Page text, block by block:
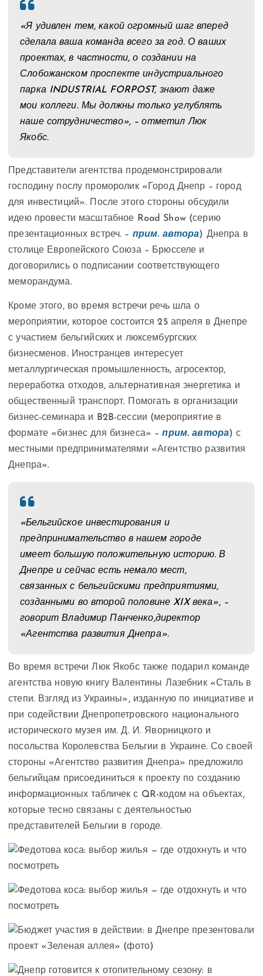
«Я удивлен тем, какой огромный шаг вперед
сделала ваша команда всего за год. О ваших
проектах, в частности, о создании на
Слобожанском проспекте индустриального
парка INDUSTRIAL FORPOST, знают даже
мои коллеги. Мы должны только углублять
наше сотрудничество», – отметил Люк
Якобс.
Представители агентства продемонстрировали
господину послу проморолик «Город Днепр – город
для инвестиций». После этого стороны обсудили
идею провести масштабное Road Show (серию
презентационных встреч. – прим. автора) Днепра в
столице Европейского Союза – Брюсселе и
договорились о подписании соответствующего
меморандума.
Кроме этого, во время встречи речь шла о
мероприятии, которое состоится 25 апреля в Днепре
с участием бельгийских и люксембургских
бизнесменов. Иностранцев интересует
металлургическая промышленность, агросектор,
переработка отходов, альтернативная энергетика и
общественный транспорт. Помогать в организации
бизнес-семинара и B2B-сессии (мероприятие в
формате «бизнес для бизнеса» –прим. автора) с
местными предпринимателями «Агентство развития
Днепра».
«Бельгийское инвестирования и
предпринимательство в нашем городе
имеет большую положительную историю. В
Днепре и сейчас есть немало мест,
связанных с бельгийскими предприятиями,
созданными во второй половине XIX века», –
говоритВладимир Панченко,директор
«Агентства развития Днепра».
Во время встречи Люк Якобс также подарил команде
агентства новую книгу Валентины Лазебник «Сталь в
степи. Взгляд из Украины», изданную по инициативе и
при содействии Днепропетровского национального
исторического музея им. Д. И. Яворницкого и
посольства Королевства Бельгии в Украине. Со своей
стороны «Агентство развития Днепра» предложило
бельгийцам присоединиться к проекту по созданию
информационных табличек с QR-кодом на объектах,
которые тесно связаны с деятельностью
представителей Бельгии в городе.